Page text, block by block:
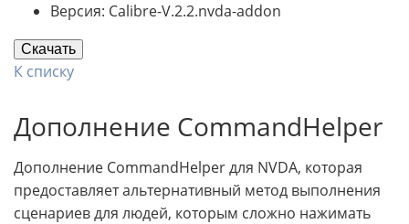
Версия: Calibre-V.2.2.nvda-addon
Скачать
К списку
Дополнение CommandHelper
Дополнение CommandHelper для NVDA, которая
предоставляет альтернативный метод выполнения
сценариев для людей, которым сложно нажимать